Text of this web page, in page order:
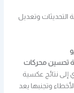
التحديثات وتعديل
تحسين محركات
إلى نتائج عكسية
وتجنبها يعد